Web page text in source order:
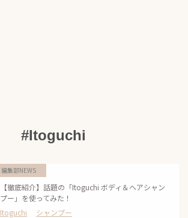
#Itoguchi
編集部NEWS
【徹底紹介】話題の「Itoguchi ボディ＆ヘアシャン
プー」を使ってみた！
Itoguchi
シャンプー